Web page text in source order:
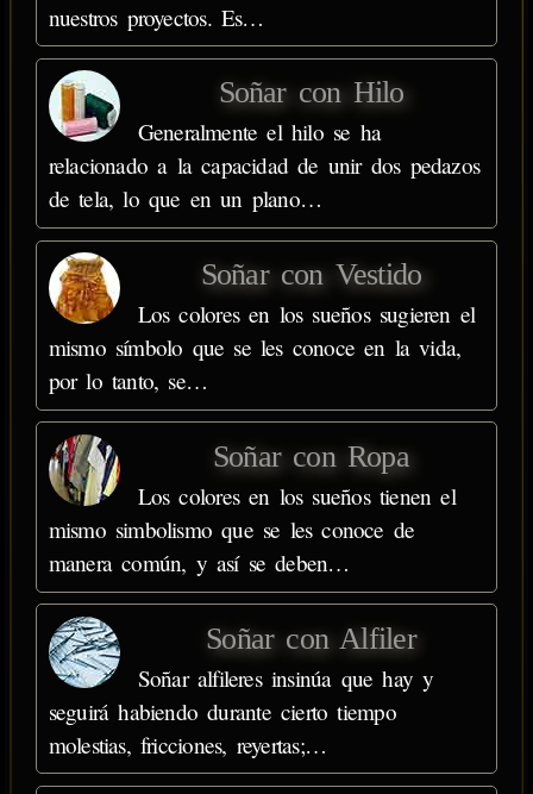
nuestros proyectos. Es…
Soñar con Hilo
Generalmente el hilo se ha
relacionado a la capacidad de unir dos pedazos
de tela, lo que en un plano…
Soñar con Vestido
Los colores en los sueños sugieren el
mismo símbolo que se les conoce en la vida,
por lo tanto, se…
Soñar con Ropa
Los colores en los sueños tienen el
mismo simbolismo que se les conoce de
manera común, y así se deben…
Soñar con Alfiler
Soñar alfileres insinúa que hay y
seguirá habiendo durante cierto tiempo
molestias, fricciones, reyertas;…